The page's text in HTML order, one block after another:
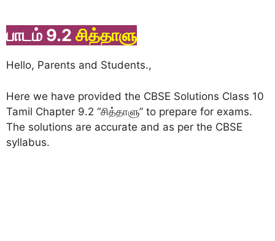
பாடம் 9.2 சித்தாளு
Hello, Parents and Students.,
Here we have provided the CBSE Solutions Class 10
Tamil Chapter 9.2 “சித்தாளு” to prepare for exams.
The solutions are accurate and as per the CBSE
syllabus.